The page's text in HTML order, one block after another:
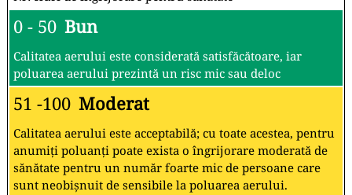
0 - 50 Bun
Calitatea aerului este considerată satisfăcătoare, iar
poluarea aerului prezintă un risc mic sau deloc
51 -100 Moderat
Calitatea aerului este acceptabilă; cu toate acestea, pentru
anumiți poluanți poate exista o îngrijorare moderată de
sănătate pentru un număr foarte mic de persoane care
sunt neobișnuit de sensibile la poluarea aerului.